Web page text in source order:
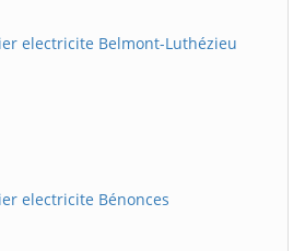
electricite Belmont-Luthézieu
electricite Bénonces